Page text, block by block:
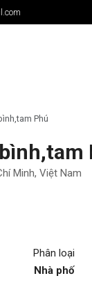
Phú
Minh, Việt Nam
Phân loại
Nhà phố